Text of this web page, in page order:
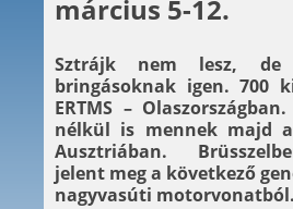
március 5-12.
Sztrájk nem lesz,
bringásoknak igen. 700
ERTMS –
nélkül is mennek majd
Ausztriában.
jelent meg a következő
nagyvasúti motorvonatból.